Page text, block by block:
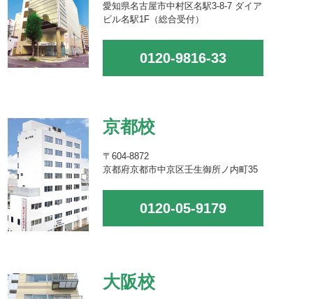
愛知県名古屋市中村区名駅3-8-7 ダイア
ビル名駅1F（総合受付）
0120-9816-33
京都校
〒604-8872
京都府京都市中京区壬生御所ノ内町35
0120-05-9179
大阪校